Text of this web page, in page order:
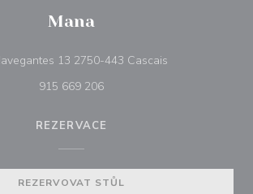
Mana
13 2750-443 Cascais((otevře se v
915 669 206
REZERVACE
REZERVOVAT STŮL